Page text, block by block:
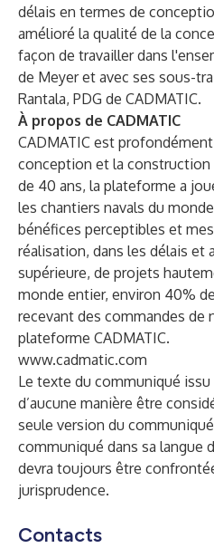
délais en termes de
amélioré la qualité de la
façon de travailler dans
de Meyer et avec ses sous-
Rantala, PDG de CADMATIC.
À propos de CADMATIC
CADMATIC est
conception et la construction
de 40 ans, la plateforme a
les chantiers navals du
bénéfices perceptibles et
réalisation, dans les délais et
supérieure, de projets
monde entier, environ 40%
recevant des commandes de
plateforme CADMATIC.
www.cadmatic.com
Le texte du communiqué
d’aucune manière être
seule version du
communiqué dans sa langue
devra toujours être
jurisprudence.
Contacts